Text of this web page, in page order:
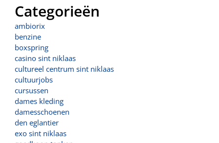
Categorieën
ambiorix
benzine
boxspring
casino sint niklaas
cultureel centrum sint niklaas
cultuurjobs
cursussen
dames kleding
damesschoenen
den eglantier
exo sint niklaas